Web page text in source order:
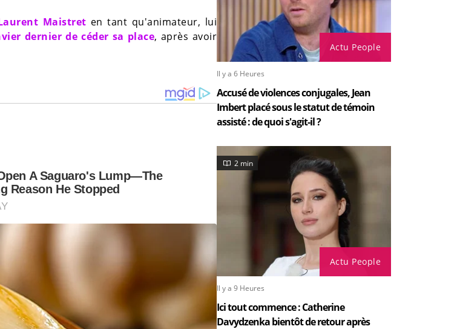
Maistret en tant qu'animateur, lui
dernier de céder sa place, après avoir
Actu People
Il y a 6 Heures
Accusé de violences conjugales, Jean
Imbert placé sous le statut de témoin
assisté : de quoi s'agit-il ?
Actu People
2 min
Il y a 9 Heures
Ici tout commence : Catherine
Davydzenka bientôt de retour après